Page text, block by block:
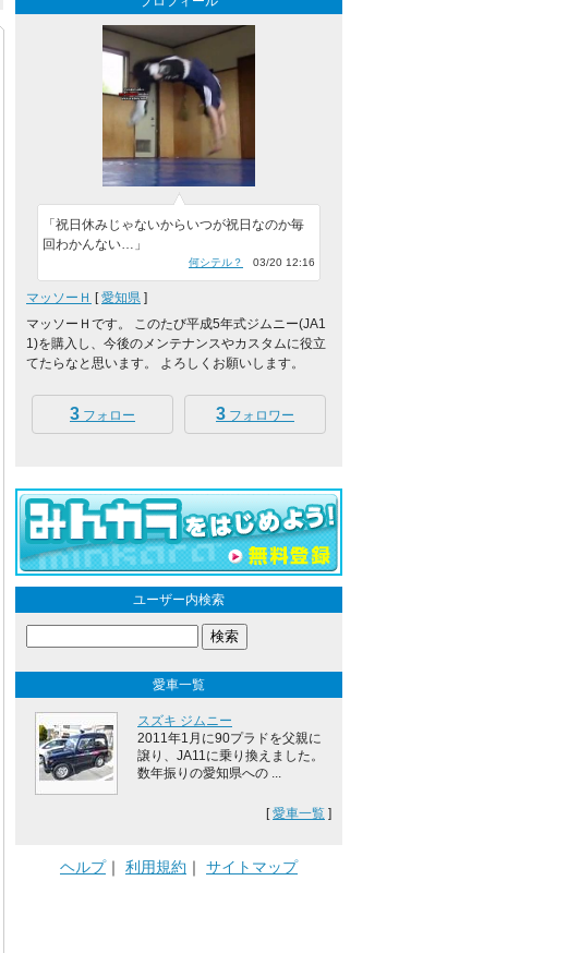
「祝日休みじゃないからいつが祝日なのか毎
回わかんない…」
何シテル？ 03/20 12:16
マッソーＨ [愛知県 ]
マッソーＨです。 このたび平成5年式ジムニー(JA1
1)を購入し、今後のメンテナンスやカスタムに役立
てたらなと思います。 よろしくお願いします。
3 フォロー 3 フォロワー
ユーザー内検索
愛車一覧
スズキ ジムニー
2011年1月に90プラドを父親に
譲り、JA11に乗り換えました。
数年振りの愛知県への ...
[愛車一覧 ]
ヘルプ｜ 利用規約 ｜ サイトマップ